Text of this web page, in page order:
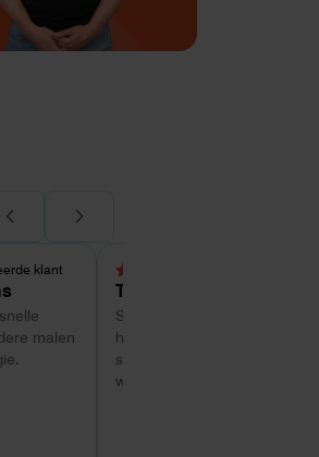
klant
malen
5,0 van 5 sterren
Tom
Super service tot zo ver.
hulp met uitzoeken van welk
systeem geschikt is. Vragen
worden snel beantwoord